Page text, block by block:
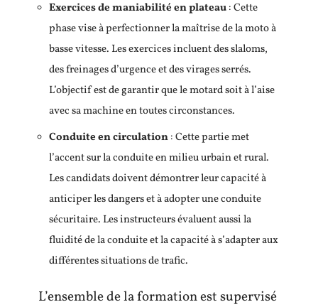
Exercices de maniabilité en plateau: Cette
phase vise à perfectionner la maîtrise de la moto à
basse vitesse. Les exercices incluent des slaloms,
des freinages d’urgence et des virages serrés.
L’objectif est de garantir que le motard soit à l’aise
avec sa machine en toutes circonstances.
Conduite en circulation: Cette partie met
l’accent sur la conduite en milieu urbain et rural.
Les candidats doivent démontrer leur capacité à
anticiper les dangers et à adopter une conduite
sécuritaire. Les instructeurs évaluent aussi la
fluidité de la conduite et la capacité à s’adapter aux
différentes situations de trafic.
L’ensemble de la formation est supervisé